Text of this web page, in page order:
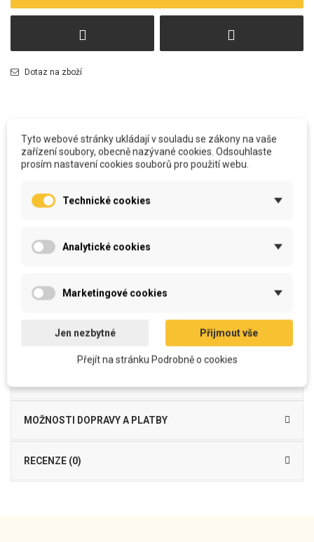
Dotaz na zboží
POPIS
Všechny polštářkyvyrábíme u nás v šicí dílně. Od potisku, stříhání, šití
Vyroben z kvalitního a příjemného
Je možnéběžně prátpovlak i výplň bez ztráty kvality barevnosti
Povlak 100% PESse zipem na spodní straně
materiálu příjemného na dotek, který je vhodný dointeriérujakodekorační
k odpočinkupod hlavu...
MOŽNOSTI DOPRAVY A PLATBY
RECENZE (0)
Tyto webové stránky ukládají v souladu se zákony na vaše
zařízení soubory, obecně nazývané cookies. Odsouhlaste
prosím nastavení cookies souborů pro použití webu.
Technické cookies
Analytické cookies
Marketingové cookies
Jen nezbytné Přijmout vše
Přejít na stránku Podrobně o cookies